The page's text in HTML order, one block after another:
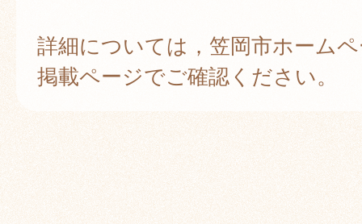
詳細については，笠岡市ホーム
掲載ページでご確認ください。